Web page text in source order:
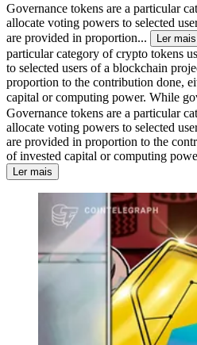
Governance tokens are a particular
allocate voting powers to selected
are provided in proportion...
Ler mais
particular category of crypto tokens
to selected users of a blockchain
proportion to the contribution done,
capital or computing power. While
Governance tokens are a particular
allocate voting powers to selected
are provided in proportion to the
of invested capital or computing
Ler mais